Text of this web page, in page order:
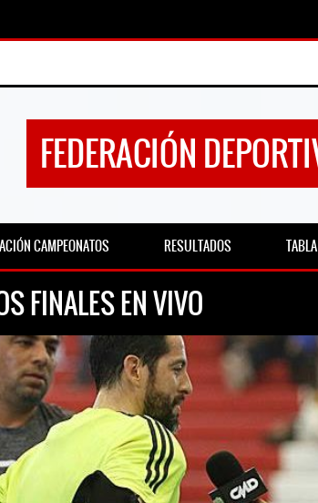
FEDERACIÓN
CAMPEONATOS RESULTADOS
FINALES EN VIVO